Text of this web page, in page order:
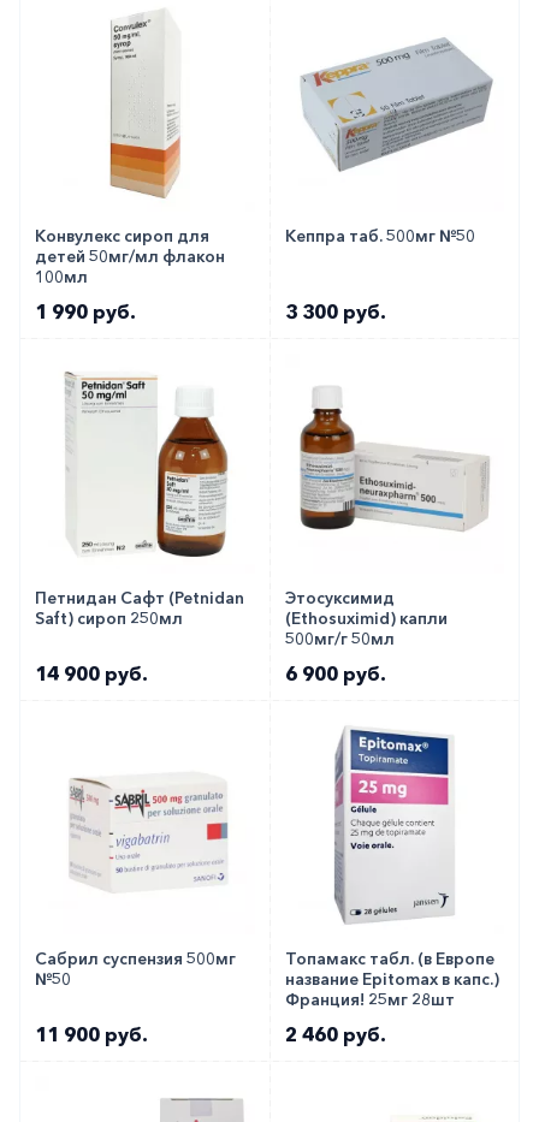
Конвулекс сироп для
детей 50мг/мл флакон
100мл
1 990 руб.
Кеппра таб. 500мг №50
3 300 руб.
Петнидан Сафт (Petnidan
Saft) сироп 250мл
14 900 руб.
Этосуксимид
(Ethosuximid) капли
500мг/г 50мл
6 900 руб.
Сабрил суспензия 500мг
№50
11 900 руб.
Топамакс табл. (в Европе
название Epitomax в капс.)
Франция! 25мг 28шт
2 460 руб.